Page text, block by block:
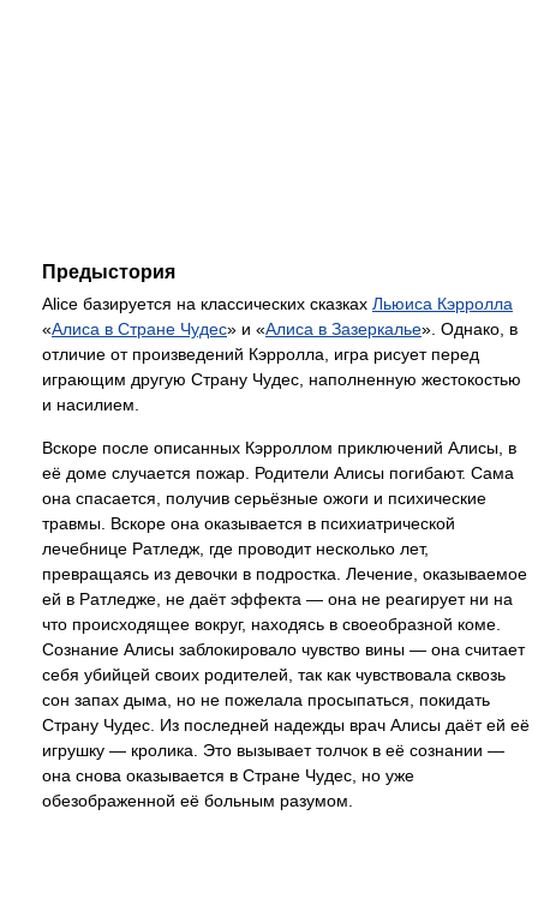
Предыстория
Alice базируется на классических сказках Льюиса Кэрролла
«Алиса в Стране Чудес» и «Алиса в Зазеркалье». Однако, в
отличие от произведений Кэрролла, игра рисует перед
играющим другую Страну Чудес, наполненную жестокостью
и насилием.
Вскоре после описанных Кэрроллом приключений Алисы, в
её доме случается пожар. Родители Алисы погибают. Сама
она спасается, получив серьёзные ожоги и психические
травмы. Вскоре она оказывается в психиатрической
лечебнице Ратледж, где проводит несколько лет,
превращаясь из девочки в подростка. Лечение, оказываемое
ей в Ратледже, не даёт эффекта — она не реагирует ни на
что происходящее вокруг, находясь в своеобразной коме.
Сознание Алисы заблокировало чувство вины — она считает
себя убийцей своих родителей, так как чувствовала сквозь
сон запах дыма, но не пожелала просыпаться, покидать
Страну Чудес. Из последней надежды врач Алисы даёт ей её
игрушку — кролика. Это вызывает толчок в её сознании —
она снова оказывается в Стране Чудес, но уже
обезображенной её больным разумом.